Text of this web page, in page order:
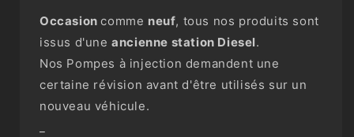
Occasioncomme neuf, tous nos produits sont
issus d'uneancienne station Diesel.
Nos Pompes à injection demandent une
certaine révision avant d'être utilisés sur un
nouveau véhicule.